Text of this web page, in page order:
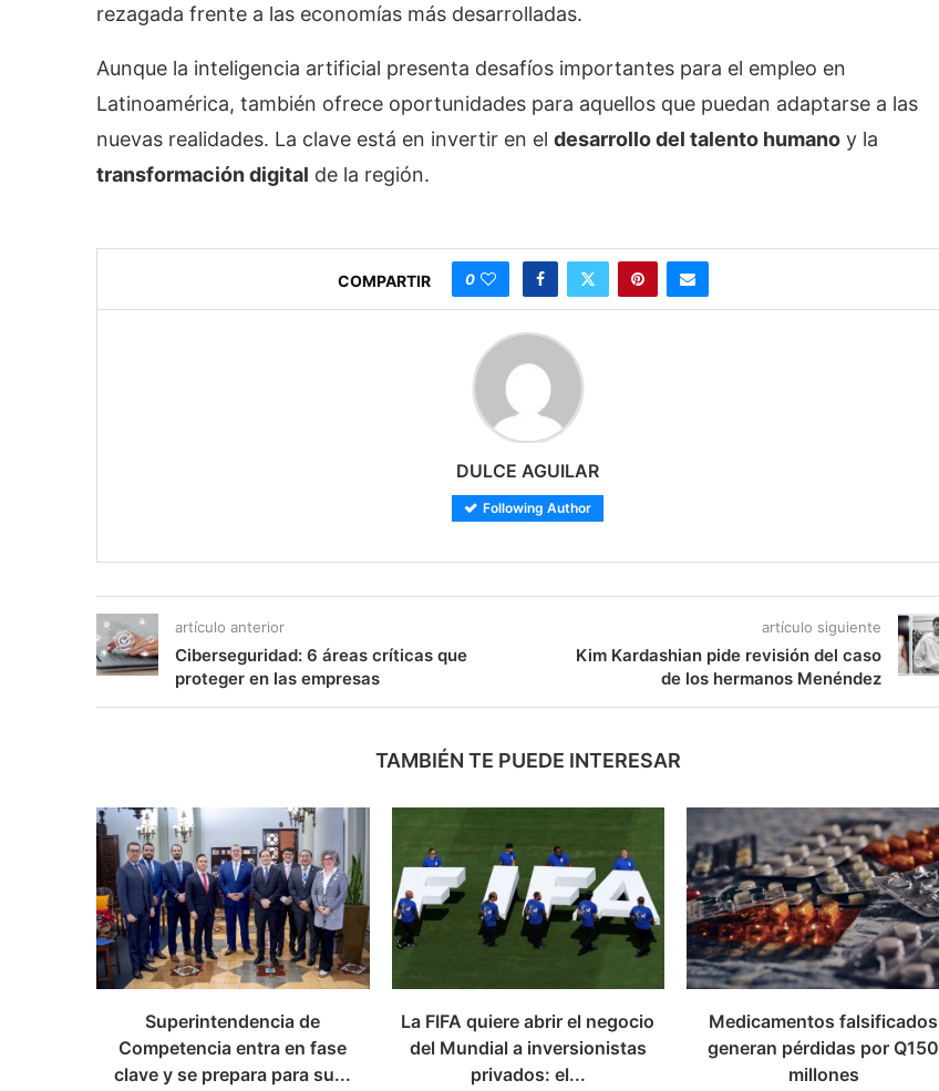
rezagada frente a las economías más desarrolladas.
Aunque la inteligencia artificial presenta desafíos importantes para el empleo en
Latinoamérica, también ofrece oportunidades para aquellos que puedan adaptarse a las
nuevas realidades. La clave está en invertir en el desarrollo del talento humano y la
transformación digital de la región.
COMPARTIR 0
DULCE AGUILAR
Following Author
artículo anterior
Ciberseguridad: 6 áreas críticas que
proteger en las empresas
artículo siguiente
Kim Kardashian pide revisión del caso
de los hermanos Menéndez
TAMBIÉN TE PUEDE INTERESAR
Superintendencia de
Competencia entra en fase
clave y se prepara para su...
La FIFA quiere abrir el negocio
del Mundial a inversionistas
privados: el...
Medicamentos falsificados
generan pérdidas por Q150
millones